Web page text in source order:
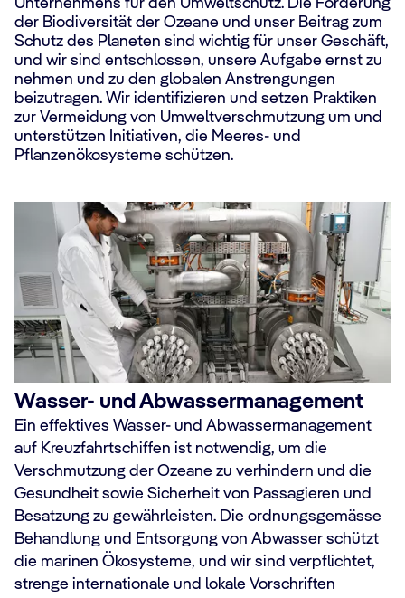
Unternehmens für den Umweltschutz. Die Förderung
der Biodiversität der Ozeane und unser Beitrag zum
Schutz des Planeten sind wichtig für unser Geschäft,
und wir sind entschlossen, unsere Aufgabe ernst zu
nehmen und zu den globalen Anstrengungen
beizutragen. Wir identifizieren und setzen Praktiken
zur Vermeidung von Umweltverschmutzung um und
unterstützen Initiativen, die Meeres- und
Pflanzenökosysteme schützen.
Wasser- und Abwassermanagement
Ein effektives Wasser- und Abwassermanagement
auf Kreuzfahrtschiffen ist notwendig, um die
Verschmutzung der Ozeane zu verhindern und die
Gesundheit sowie Sicherheit von Passagieren und
Besatzung zu gewährleisten. Die ordnungsgemässe
Behandlung und Entsorgung von Abwasser schützt
die marinen Ökosysteme, und wir sind verpflichtet,
strenge internationale und lokale Vorschriften